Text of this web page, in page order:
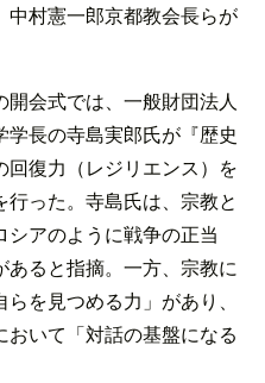
村憲一郎京都教会長らが
会式では、一般財団法人
長の寺島実郎氏が『歴史
復力（レジリエンス）を
った。寺島氏は、宗教と
アのように戦争の正当
ると指摘。一方、宗教に
を見つめる力」があり、
いて「対話の基盤になる